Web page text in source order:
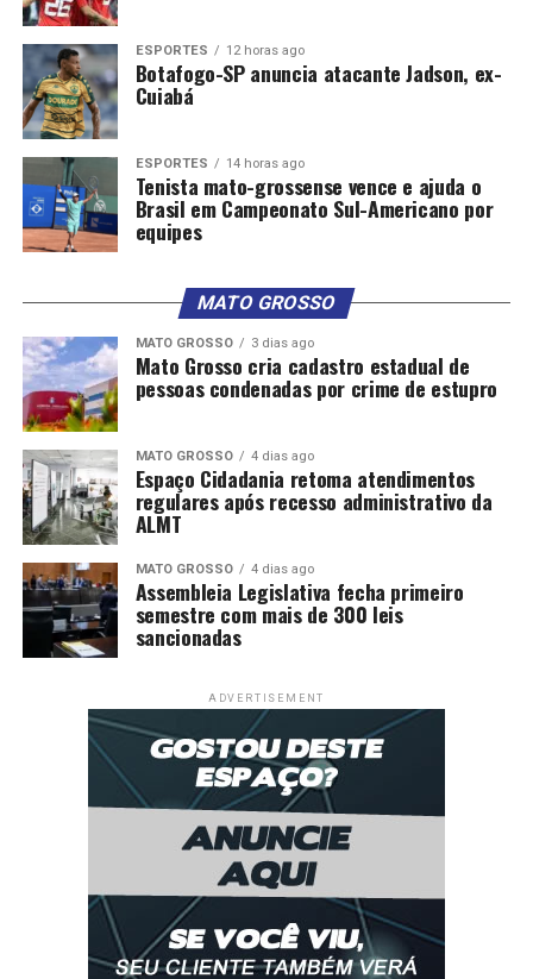
ESPORTES 12 horas ago
Botafogo-SP anuncia atacante Jadson, ex-
Cuiabá
ESPORTES 14 horas ago
Tenista mato-grossense vence e ajuda o
Brasil em Campeonato Sul-Americano por
equipes
MATO GROSSO
MATO GROSSO 3 dias ago
Mato Grosso cria cadastro estadual de
pessoas condenadas por crime de estupro
MATO GROSSO 4 dias ago
Espaço Cidadania retoma atendimentos
regulares após recesso administrativo da
ALMT
MATO GROSSO 4 dias ago
Assembleia Legislativa fecha primeiro
semestre com mais de 300 leis
sancionadas
ADVERTISEMENT